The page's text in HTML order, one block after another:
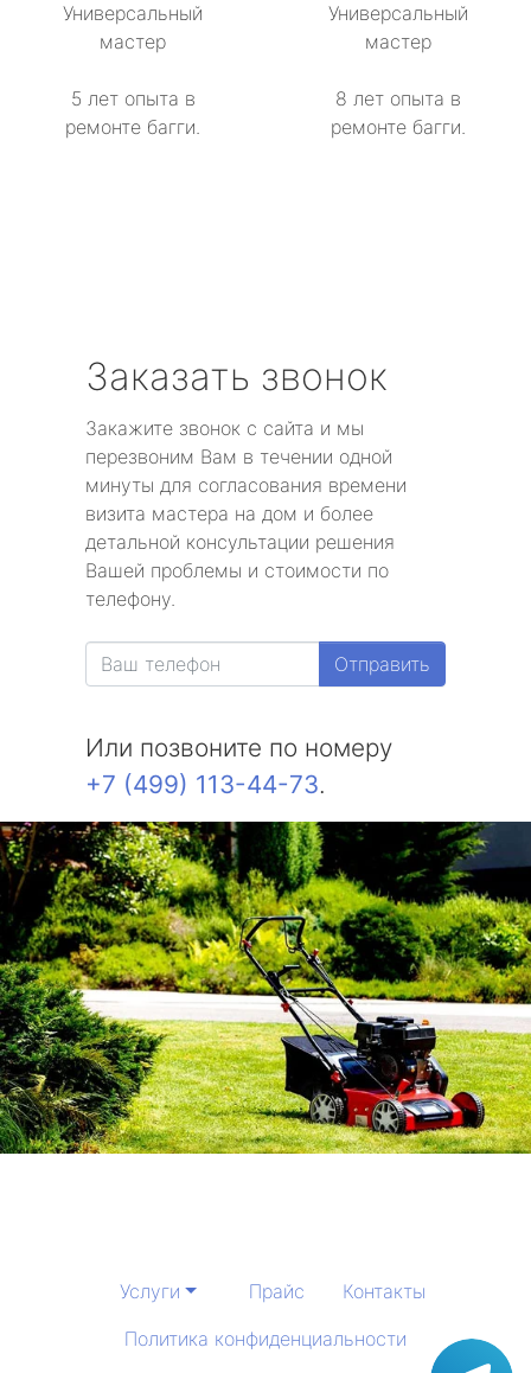
Универсальный
мастер
5 лет опыта в
ремонте багги.
Универсальный
мастер
8 лет опыта в
ремонте багги.
Заказать звонок
Закажите звонок с сайта и мы
перезвоним Вам в течении одной
минуты для согласования времени
визита мастера на дом и более
детальной консультации решения
Вашей проблемы и стоимости по
телефону.
Отправить
Или позвоните по номеру
+7 (499) 113-44-73.
Услуги Прайс
Контакты
Политика конфиденциальности